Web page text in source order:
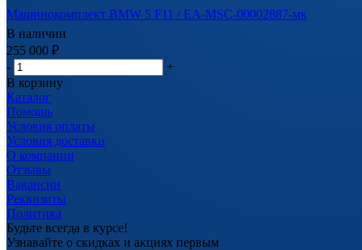
Машинокомплект BMW 5 F11 / EA-MSC-00002887-мк
В наличии
255 000 ₽
-
+
В корзину
Каталог
Помощь
Условия оплаты
Условия доставки
О компании
Отзывы
Вакансии
Реквизиты
Политика
Будьте всегда в курсе!
Узнавайте о скидках и акциях первым